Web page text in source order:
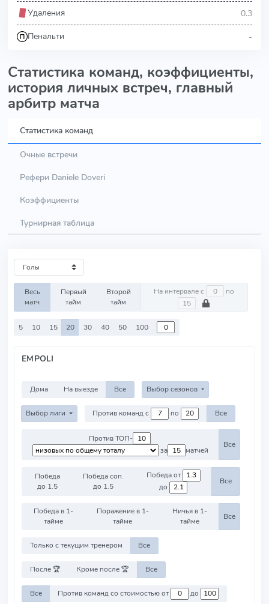
Удаления 0.3
Пенальти -
Статистика команд, коэффициенты,
история личных встреч, главный
арбитр матча
Статистика команд
Очные встречи
Рефери Daniele Doveri
Коэффициенты
Турнирная таблица
Весь
матч
Первый
тайм
Второй
тайм
На интервале с по
5 10 15 20 30 40 50 100
EMPOLI
Дома На выезде Все Выбор сезонов
Выбор лиги Против команд с по Все
Против ТОП-
за
матчей
Все
Победа
до 1.5
Победа соп.
до 1.5
Победа от
до
Все
Победа в 1-
тайме
Поражение в 1-
тайме
Ничья в 1-
тайме
Все
Только с текущим тренером Все
После 🏆 Кроме после 🏆 Все
Все Против команд со стоимостью от до